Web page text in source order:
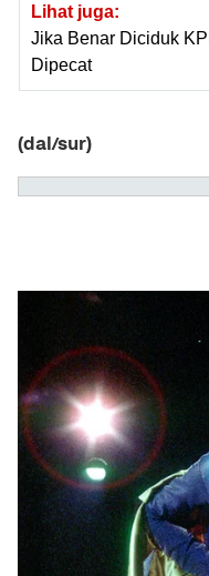
Lihat juga:
Jika Benar Diciduk
Dipecat
(dal/sur)